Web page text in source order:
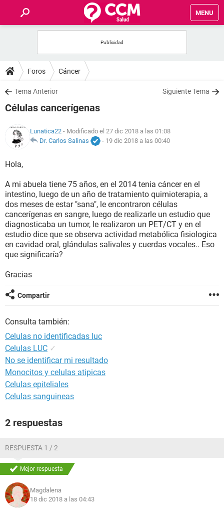
MENU
FOROS
SALUD
NUTRICIÓN
BIENESTAR
SEXUALIDAD
GLOSARIO
Foros Cáncer
Tema Anterior Siguiente Tema
Células cancerígenas
Lunatica22 - Modificado el 27 dic 2018 a las 01:08
Dr. Carlos Salinas
- 19 dic 2018 a las 00:40
Hola,
A mi abuela tiene 75 años, en el 2014 tenia cáncer en el
intestino, luego de un año de tratamiento quimioterapia, a
dos meses de estar "sana", le encontraron células
cancerígenas en sangre, luego de realizarle un estudio que
diagnosticaba un tumor, le realizaron un PET/CT y en el
estudio dice que se observa actividad metabólica fisiologica
en cavidad oral, glándulas salivales y cuerdas vocales.. Eso
que significaría?
Gracias
Compartir
Consulta también:
Celulas no identificadas luc
Celulas LUC ✓
No se identificar mi resultado
Monocitos y celulas atipicas
Celulas epiteliales
Celulas sanguineas
2 respuestas
RESPUESTA 1 / 2
Mejor respuesta
Magdalena
18 dic 2018 a las 04:43